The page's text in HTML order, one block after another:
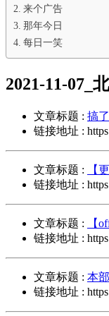
来个广告
那年今日
每日一笑
2021-11-07_
文章标题 : 搞
链接地址 :
文章标题 :
【
链接地址 :
文章标题 :
【
链接地址 :
文章标题 : 本
链接地址 :